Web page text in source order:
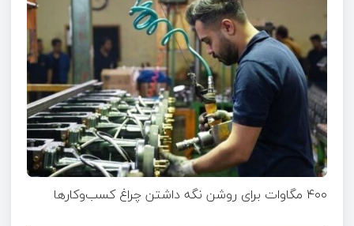
۴۰۰ مگاوات برای روشن نگه داشتن چراغ کسب‌وکار‌ها